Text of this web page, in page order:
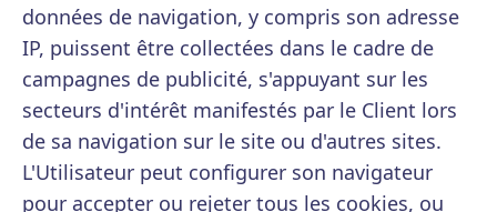
données de navigation, y compris son adresse
IP, puissent être collectées dans le cadre de
campagnes de publicité, s'appuyant sur les
secteurs d'intérêt manifestés par le Client lors
de sa navigation sur le site ou d'autres sites.
L'Utilisateur peut configurer son navigateur
pour accepter ou rejeter tous les cookies, ou